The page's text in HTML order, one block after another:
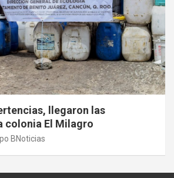
llegaron las
colonia El Milagro
BNoticias